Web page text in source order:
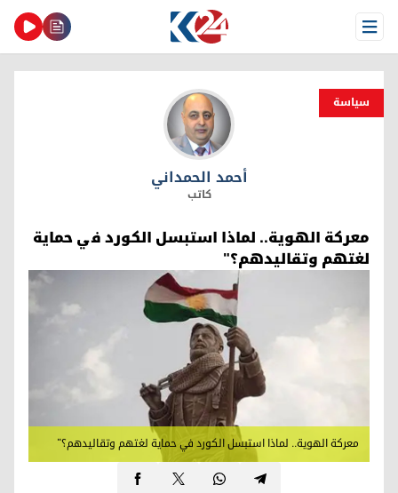
Open Menu
سیاسة
أحمد الحمداني
أحمد الحمداني
كاتب
معركة الهوية.. لماذا استبسل الكورد في حماية
لغتهم وتقاليدهم؟"
معركة الهوية.. لماذا استبسل الكورد في حماية لغتهم وتقاليدهم؟"